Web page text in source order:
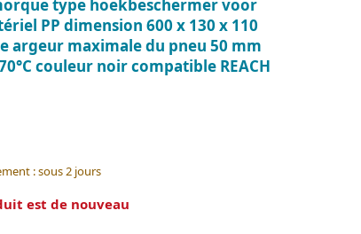
type hoekbeschermer voor
PP dimension 600 x 130 x 110
argeur maximale du pneu 50 mm
couleur noir compatible REACH
: sous 2 jours
est de nouveau